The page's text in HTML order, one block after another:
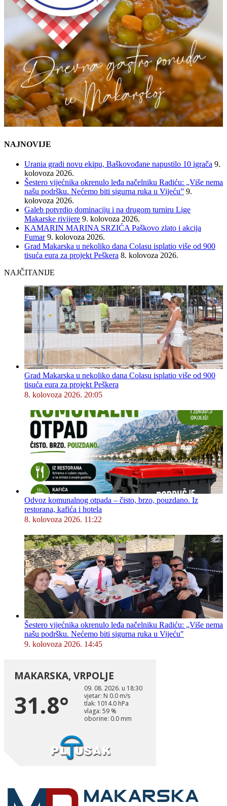
NAJNOVIJE
Urania gradi novu ekipu, Baškovođane napustilo 10 igrača 9.
kolovoza 2026.
Šestero vijećnika okrenulo leđa načelniku Radiću: „Više nema
našu podršku. Nećemo biti sigurna ruka u Vijeću” 9.
kolovoza 2026.
Galeb potvrdio dominaciju i na drugom turniru Lige
Makarske rivijere 9. kolovoza 2026.
KAMARIN MARINA SRZIĆA Paškovo zlato i akcija
Fumar 9. kolovoza 2026.
Grad Makarska u nekoliko dana Colasu isplatio više od 900
tisuća eura za projekt Peškera 8. kolovoza 2026.
NAJČITANIJE
Grad Makarska u nekoliko dana Colasu isplatio više od 900
tisuća eura za projekt Peškera
8. kolovoza 2026. 20:05
Odvoz komunalnog otpada – čisto, brzo, pouzdano. Iz
restorana, kafića i hotela
8. kolovoza 2026. 11:22
Šestero vijećnika okrenulo leđa načelniku Radiću: „Više nema
našu podršku. Nećemo biti sigurna ruka u Vijeću"
9. kolovoza 2026. 14:45